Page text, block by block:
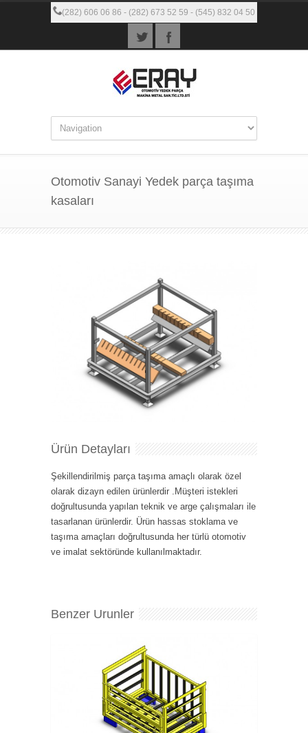
(282) 606 06 86 - (282) 673 52 59 - (545) 832 04 50
Otomotiv Sanayi Yedek parça taşıma
kasaları
Ürün Detayları
Şekillendirilmiş parça taşıma amaçlı olarak özel
olarak dizayn edilen ürünlerdir .Müşteri istekleri
doğrultusunda yapılan teknik ve arge çalışmaları ile
tasarlanan ürünlerdir. Ürün hassas stoklama ve
taşıma amaçları doğrultusunda her türlü otomotiv
ve imalat sektöründe kullanılmaktadır.
Benzer Urunler